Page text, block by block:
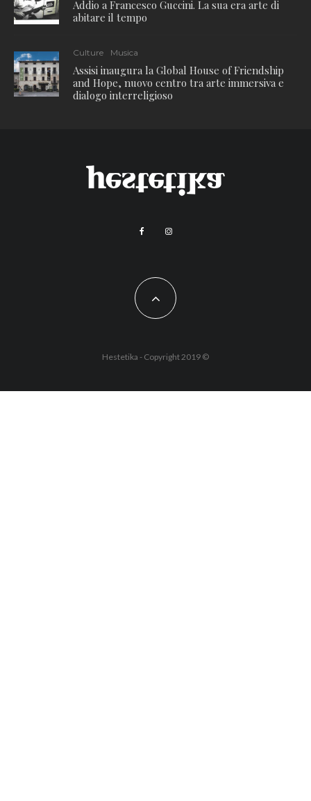
Addio a Francesco Guccini. La sua era arte di
abitare il tempo
Culture Musica
Assisi inaugura la Global House of Friendship
and Hope, nuovo centro tra arte immersiva e
dialogo interreligioso
Hestetika - Copyright 2019 ©